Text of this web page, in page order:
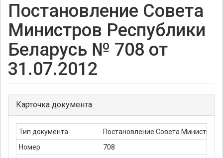
Постановление Совета
Министров Республики
Беларусь № 708 от
31.07.2012
Карточка документа
Тип документа
Постановление Совета Министров
Номер
708